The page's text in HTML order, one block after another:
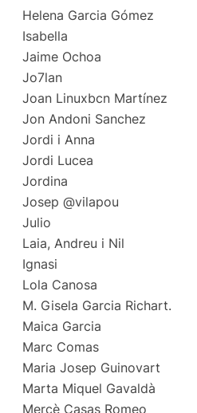
Helena Garcia Gómez
Isabella
Jaime Ochoa
Jo7lan
Joan Linuxbcn Martínez
Jon Andoni Sanchez
Jordi i Anna
Jordi Lucea
Jordina
Josep @vilapou
Julio
Laia, Andreu i Nil
Ignasi
Lola Canosa
M. Gisela Garcia Richart.
Maica Garcia
Marc Comas
Maria Josep Guinovart
Marta Miquel Gavaldà
Mercè Casas Romeo